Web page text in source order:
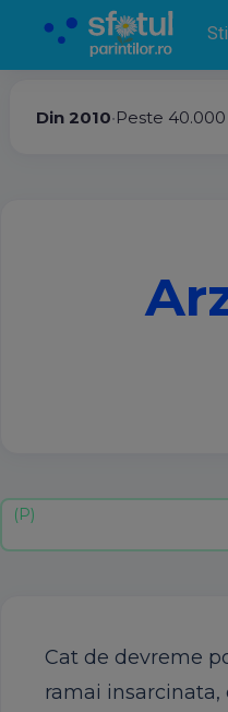
Din 2010•Peste
Cat de devreme
ramai